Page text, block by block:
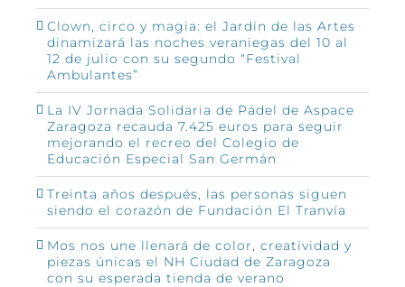
Clown, circo y magia: el Jardín de las Artes
dinamizará las noches veraniegas del 10 al
12 de julio con su segundo “Festival
Ambulantes”
La IV Jornada Solidaria de Pádel de Aspace
Zaragoza recauda 7.425 euros para seguir
mejorando el recreo del Colegio de
Educación Especial San Germán
Treinta años después, las personas siguen
siendo el corazón de Fundación El Tranvía
Mos nos une llenará de color, creatividad y
piezas únicas el NH Ciudad de Zaragoza
con su esperada tienda de verano